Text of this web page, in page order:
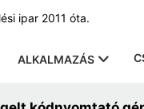
ipar 2011 óta.
ALKALMAZÁS